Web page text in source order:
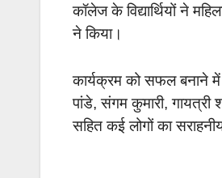
कॉलेज के विद्यार्थियों ने
ने किया।
कार्यक्रम को सफल बनाने
पांडे, संगम कुमारी, गायत्री
सहित कई लोगों का